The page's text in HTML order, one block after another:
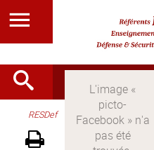
RESDef